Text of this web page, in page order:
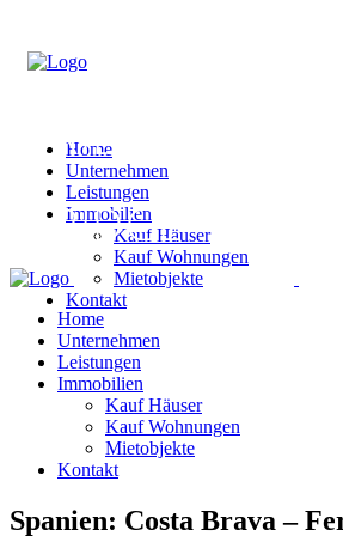
Home
Unternehmen
Leistungen
Immobilien
Kauf Häuser
Kauf Wohnungen
Mietobjekte
Kontakt
Home
Unternehmen
Leistungen
Immobilien
Kauf Häuser
Kauf Wohnungen
Mietobjekte
Kontakt
Spanien: Costa Brava –